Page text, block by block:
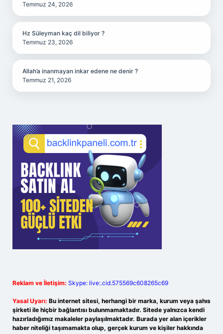
Temmuz 24, 2026
Hz Süleyman kaç dil biliyor ?
Temmuz 23, 2026
Allah’a inanmayan inkar edene ne denir ?
Temmuz 21, 2026
Reklam ve İletişim: Skype: live:.cid.575569c608265c69
Yasal Uyarı: Bu internet sitesi, herhangi bir marka, kurum veya şahıs
şirketi ile hiçbir bağlantısı bulunmamaktadır. Sitede yalnızca kendi
hazırladığımız makaleler paylaşılmaktadır. Burada yer alan içerikler
haber niteliği taşımamakta olup, gerçek kurum ve kişiler hakkında